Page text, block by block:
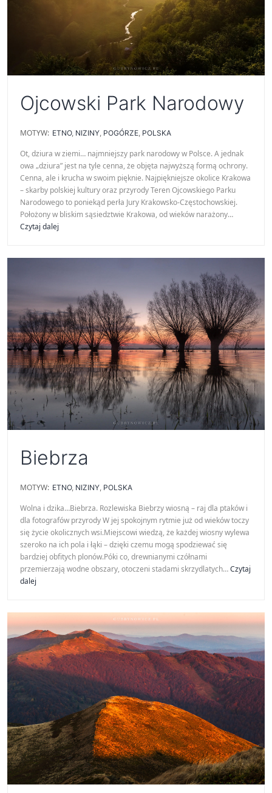
Ojcowski Park Narodowy
MOTYW: ETNO, NIZINY, POGÓRZE, POLSKA
Ot, dziura w ziemi… najmniejszy park narodowy w Polsce. A jednak
owa „dziura” jest na tyle cenna, że objęta najwyższą formą ochrony.
Cenna, ale i krucha w swoim pięknie. Najpiękniejsze okolice Krakowa
– skarby polskiej kultury oraz przyrody Teren Ojcowskiego Parku
Narodowego to poniekąd perła Jury Krakowsko-Częstochowskiej.
Położony w bliskim sąsiedztwie Krakowa, od wieków narażony…
Czytaj dalej
Biebrza
MOTYW: ETNO, NIZINY, POLSKA
Wolna i dzika…Biebrza. Rozlewiska Biebrzy wiosną – raj dla ptaków i
dla fotografów przyrody W jej spokojnym rytmie już od wieków toczy
się życie okolicznych wsi.Miejscowi wiedzą, że każdej wiosny wylewa
szeroko na ich pola i łąki – dzięki czemu mogą spodziewać się
bardziej obfitych plonów.Póki co, drewnianymi czółnami
przemierzają wodne obszary, otoczeni stadami skrzydlatych…Czytaj
dalej